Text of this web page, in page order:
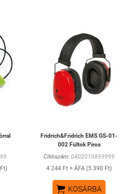
Fridrich&Fridrich EMS GS-01-
002 Fültok Piros
Cikkszám: 0402010899999
4 244 Ft + ÁFA (5 390 Ft)
 KOSÁRBA